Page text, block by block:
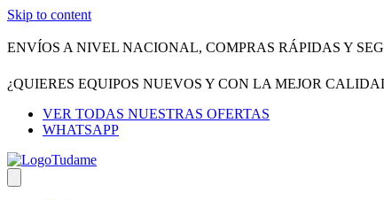
Skip to content
ENVÍOS A NIVEL NACIONAL, COMPRAS RÁPIDAS Y
¿QUIERES EQUIPOS NUEVOS Y CON LA MEJOR
VER TODAS NUESTRAS OFERTAS
WHATSAPP